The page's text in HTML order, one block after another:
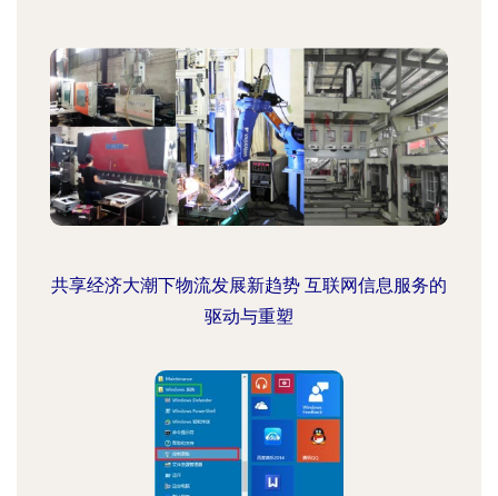
共享经济大潮下物流发展新趋势 互联网信息服务的
驱动与重塑